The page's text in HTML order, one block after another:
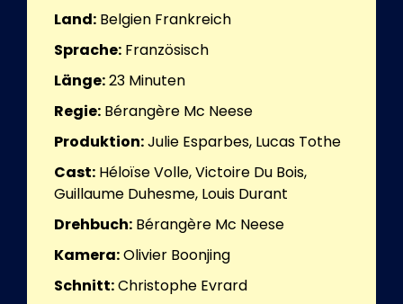
Land: Belgien Frankreich
Sprache: Französisch
Länge:23 Minuten
Regie: Bérangère Mc Neese
Produktion:Julie Esparbes, Lucas Tothe
Cast: Héloïse Volle, Victoire Du Bois,
Guillaume Duhesme, Louis Durant
Drehbuch: Bérangère Mc Neese
Kamera:Olivier Boonjing
Schnitt:Christophe Evrard